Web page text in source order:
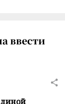
ввести